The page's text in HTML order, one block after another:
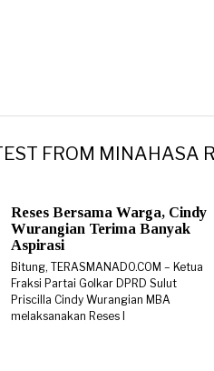
FROM MINAHASA
Reses Bersama Warga, Cindy
Wurangian Terima Banyak
Aspirasi
Bitung, TERASMANADO.COM – Ketua
Fraksi Partai Golkar DPRD Sulut
Priscilla Cindy Wurangian MBA
melaksanakan Reses I